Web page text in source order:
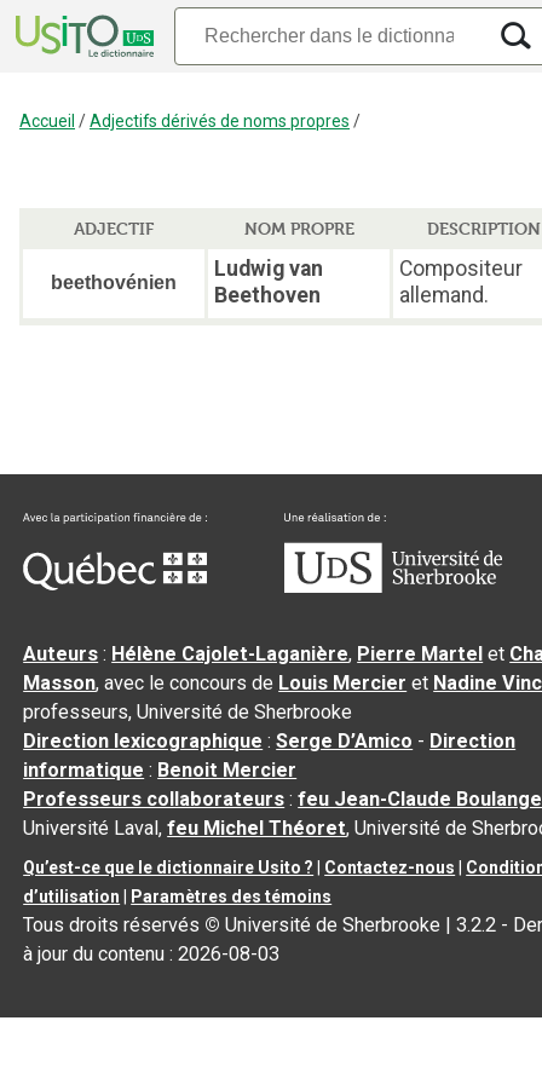
Accueil /Adjectifs dérivés de noms propres /
ADJECTIF NOM PROPRE DESCRIPTION
beethovénien
Ludwig van
Beethoven
Compositeur
allemand.
Auteurs : Hélène Cajolet-Laganière, Pierre Martel et
Masson, avec le concours de Louis Mercier et Nadine
professeurs, Université de Sherbrooke
Direction lexicographique :Serge D’Amico - Direction
informatique : Benoit Mercier
Professeurs collaborateurs :feu Jean-Claude
Université Laval,feu Michel Théoret, Université de
Qu’est-ce que le dictionnaire Usito ? Contactez-nous
d’utilisation
Paramètres des témoins
Tous droits réservés © Université de Sherbrooke |3.2.2 -
à jour du contenu :2026-08-03